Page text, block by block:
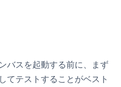
バスを起動する前に、まず
てテストすることがベスト